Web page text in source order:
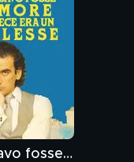
Pensavo fosse amore: ...invece era un calesse